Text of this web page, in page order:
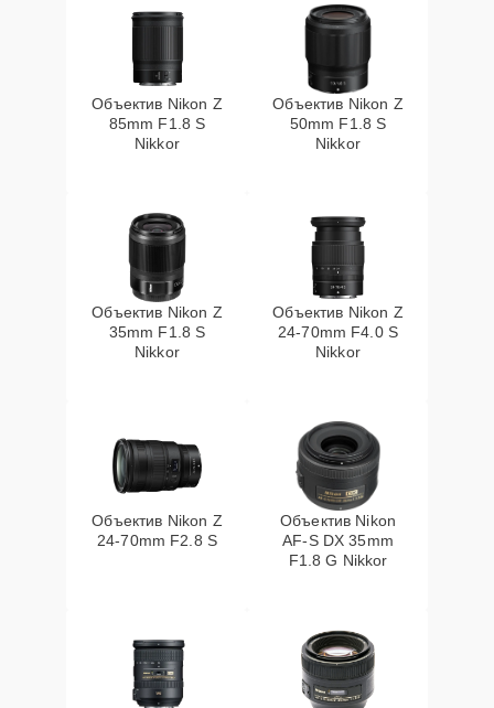
Объектив Nikon Z
85mm F1.8 S
Nikkor
Объектив Nikon Z
50mm F1.8 S
Nikkor
Объектив Nikon Z
35mm F1.8 S
Nikkor
Объектив Nikon Z
24-70mm F4.0 S
Nikkor
Объектив Nikon Z
24-70mm F2.8 S
Объектив Nikon
AF-S DX 35mm
F1.8 G Nikkor